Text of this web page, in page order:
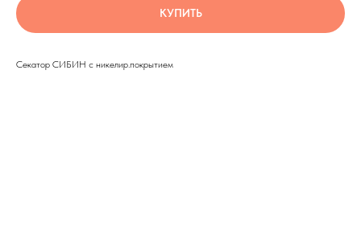
КУПИТЬ
Секатор СИБИН с никелир.покрытием